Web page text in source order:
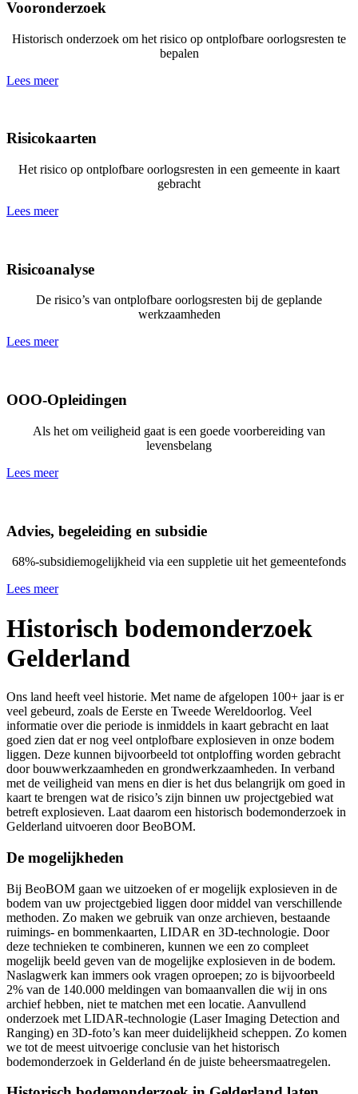
Vooronderzoek
Historisch onderzoek om het risico op ontplofbare oorlogsresten te
bepalen
Lees meer
Risicokaarten
Het risico op ontplofbare oorlogsresten in een gemeente in kaart
gebracht
Lees meer
Risicoanalyse
De risico’s van ontplofbare oorlogsresten bij de geplande
werkzaamheden
Lees meer
OOO-Opleidingen
Als het om veiligheid gaat is een goede voorbereiding van
levensbelang
Lees meer
Advies, begeleiding en subsidie
68%-subsidiemogelijkheid via een suppletie uit het gemeentefonds
Lees meer
Historisch bodemonderzoek
Gelderland
Ons land heeft veel historie. Met name de afgelopen 100+ jaar is er
veel gebeurd, zoals de Eerste en Tweede Wereldoorlog. Veel
informatie over die periode is inmiddels in kaart gebracht en laat
goed zien dat er nog veel ontplofbare explosieven in onze bodem
liggen. Deze kunnen bijvoorbeeld tot ontploffing worden gebracht
door bouwwerkzaamheden en grondwerkzaamheden. In verband
met de veiligheid van mens en dier is het dus belangrijk om goed in
kaart te brengen wat de risico’s zijn binnen uw projectgebied wat
betreft explosieven. Laat daarom een historisch bodemonderzoek in
Gelderland uitvoeren door BeoBOM.
De mogelijkheden
Bij BeoBOM gaan we uitzoeken of er mogelijk explosieven in de
bodem van uw projectgebied liggen door middel van verschillende
methoden. Zo maken we gebruik van onze archieven, bestaande
ruimings- en bommenkaarten, LIDAR en 3D-technologie. Door
deze technieken te combineren, kunnen we een zo compleet
mogelijk beeld geven van de mogelijke explosieven in de bodem.
Naslagwerk kan immers ook vragen oproepen; zo is bijvoorbeeld
2% van de 140.000 meldingen van bomaanvallen die wij in ons
archief hebben, niet te matchen met een locatie. Aanvullend
onderzoek met LIDAR-technologie (Laser Imaging Detection and
Ranging) en 3D-foto’s kan meer duidelijkheid scheppen. Zo komen
we tot de meest uitvoerige conclusie van het historisch
bodemonderzoek in Gelderland én de juiste beheersmaatregelen.